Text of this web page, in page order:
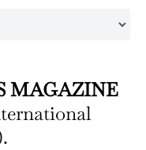
MAGAZINE